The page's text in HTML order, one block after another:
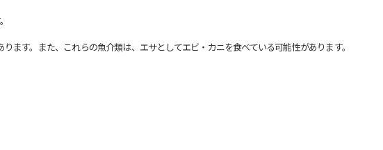
す。また、これらの魚介類は、エサとしてエビ・カニを食べている可能性があります。